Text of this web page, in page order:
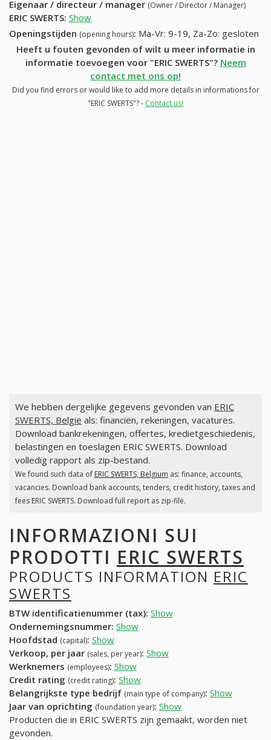
Eigenaar / directeur / manager (Owner / Director / Manager)
ERIC SWERTS: Show
Openingstijden (opening hours): Ma-Vr: 9-19, Za-Zo: gesloten
Heeft u fouten gevonden of wilt u meer informatie in
informatie toevoegen voor "ERIC SWERTS"? Neem
contact met ons op!
Did you find errors or would like to add more details in informations for
"ERIC SWERTS"? - Contact us!
We hebben dergelijke gegevens gevonden van ERIC
SWERTS, België als: financiën, rekeningen, vacatures.
Download bankrekeningen, offertes, kredietgeschiedenis,
belastingen en toeslagen ERIC SWERTS. Download
volledig rapport als zip-bestand.
We found such data of ERIC SWERTS, Belgium as: finance, accounts,
vacancies. Download bank accounts, tenders, credit history, taxes and
fees ERIC SWERTS. Download full report as zip-file.
INFORMAZIONI SUI
PRODOTTI ERIC SWERTS
PRODUCTS INFORMATION ERIC
SWERTS
BTW identificatienummer (tax): Show
Ondernemingsnummer: Show
Hoofdstad (capital): Show
Verkoop, per jaar (sales, per year): Show
Werknemers (employees): Show
Credit rating (credit rating): Show
Belangrijkste type bedrijf (main type of company): Show
Jaar van oprichting (foundation year): Show
Producten die in ERIC SWERTS zijn gemaakt, worden niet
gevonden.